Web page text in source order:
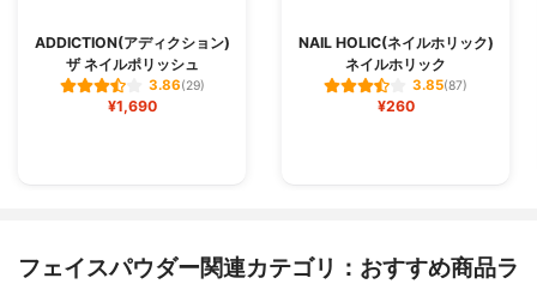
ADDICTION(アディクション)
ザ ネイルポリッシュ
3.86(29)
¥1,690
NAIL HOLIC(ネイルホリック)
ネイルホリック
3.85(87)
¥260
フェイスパウダー関連カテゴリ：おすすめ商品ラ